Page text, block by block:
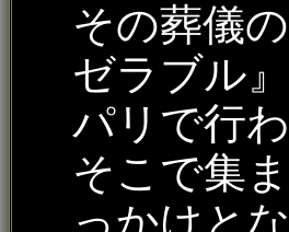
その葬儀
ゼラブル
パリで行
そこで集
っかけと